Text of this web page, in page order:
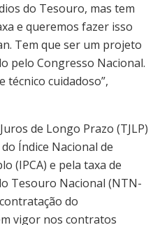
do Tesouro, mas tem
e queremos fazer isso
Tem que ser um projeto
pelo Congresso Nacional.
técnico cuidadoso”,
de Longo Prazo (TJLP)
Índice Nacional de
(IPCA) e pela taxa de
Tesouro Nacional (NTN-
do
vigor nos contratos